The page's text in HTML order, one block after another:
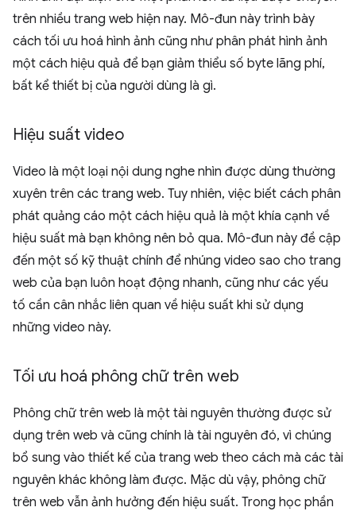
trên nhiều trang web hiện nay. Mô-đun này trình bày
cách tối ưu hoá hình ảnh cũng như phân phát hình ảnh
một cách hiệu quả để bạn giảm thiểu số byte lãng phí,
bất kể thiết bị của người dùng là gì.
Hiệu suất video
Video là một loại nội dung nghe nhìn được dùng thường
xuyên trên các trang web. Tuy nhiên, việc biết cách phân
phát quảng cáo một cách hiệu quả là một khía cạnh về
hiệu suất mà bạn không nên bỏ qua. Mô-đun này đề cập
đến một số kỹ thuật chính để nhúng video sao cho trang
web của bạn luôn hoạt động nhanh, cũng như các yếu
tố cần cân nhắc liên quan về hiệu suất khi sử dụng
những video này.
Tối ưu hoá phông chữ trên web
Phông chữ trên web là một tài nguyên thường được sử
dụng trên web và cũng chính là tài nguyên đó, vì chúng
bổ sung vào thiết kế của trang web theo cách mà các tài
nguyên khác không làm được. Mặc dù vậy, phông chữ
trên web vẫn ảnh hưởng đến hiệu suất. Trong học phần